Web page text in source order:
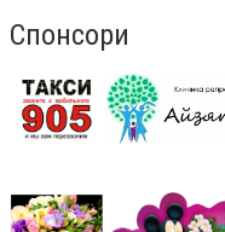
Спонсори